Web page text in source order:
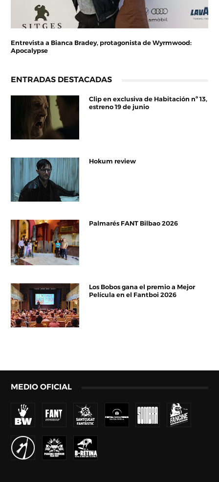
Entrevista a Bianca Bradey, protagonista de Wyrmwood:
Apocalypse
ENTRADAS DESTACADAS
Clip en exclusiva de Habitación nº 13,
estreno 19 de junio
Hokum review
Palmarés FANT Bilbao 2026
Los Bobos gana el premio a Mejor
Película en el Fantboi 2026
MEDIO OFICIAL